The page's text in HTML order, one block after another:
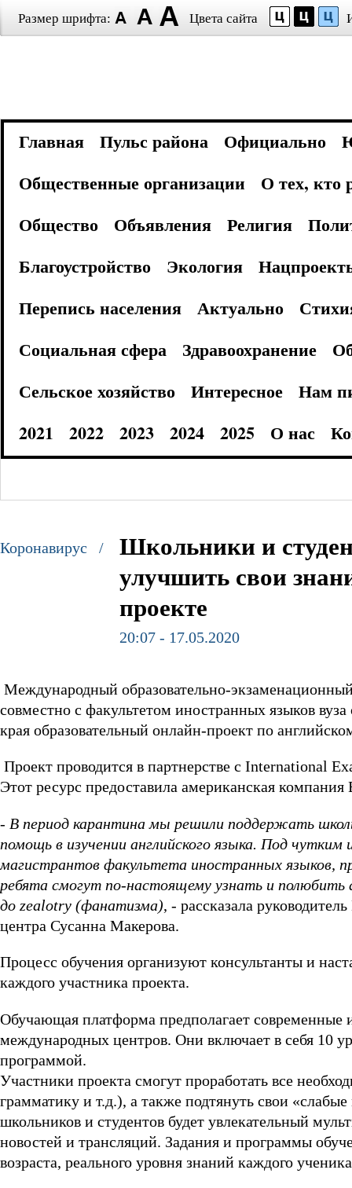
Размер шрифта: Цвета сайта
Главная Пульс района Официально
Общественные организации
О тех, кто
Общество
Объявления Религия
Благоустройство
Экология
Перепись населения
Актуально
Социальная сфера
Здравоохранение
Сельское хозяйство
Интересное
Нам
2021
2022 2023 2024 2025 О нас
Коронавирус /
Школьники и
улучшить свои
проекте
20:07 - 17.05.2020
Международный образовательно-
cовместно с факультетом иностранных языков
края образовательный онлайн-проект по
Проект проводится в партнерстве с International
Этот ресурс предоставила американская
- В период карантина мы решили поддержать
помощь в изучении английского языка. Под
магистрантов факультета иностранных языков,
ребята смогут по-настоящему узнать и
до zealotry (фанатизма), - рассказала
центра Сусанна Макерова.
Процесс обучения организуют консультанты и
каждого участника проекта.
Обучающая платформа предполагает современные
международных центров. Они включает в себя 10
программой.
Участники проекта смогут проработать все
грамматику и т.д.), а также подтянуть свои
школьников и студентов будет увлекательный
новостей и трансляций. Задания и программы
возраста, реального уровня знаний каждого